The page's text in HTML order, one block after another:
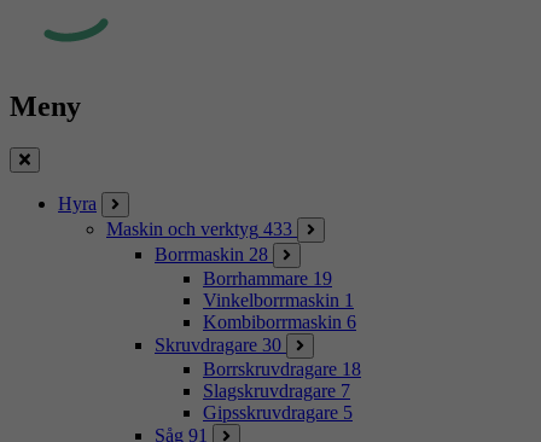
Meny
Stäng
Hyra
Maskin och verktyg 433
Borrmaskin 28
Borrhammare 19
Vinkelborrmaskin 1
Kombiborrmaskin 6
Skruvdragare 30
Borrskruvdragare 18
Slagskruvdragare 7
Gipsskruvdragare 5
Såg 91